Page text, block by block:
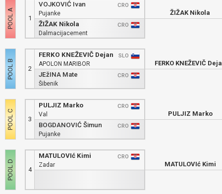
1
VOJKOVIĆ Ivan
CRO
Pujanke
ŽIŽAK Nikola
CRO
Dalmacijacement
2
FERKO KNEŽEVIČ Dejan
SLO
APOLON MARIBOR
JEžINA Mate
CRO
Šibenik
3
PULJIZ Marko
CRO
Val
BOGDANOVIĆ Šimun
CRO
Pujanke
4
MATULOVIć Kimi
CRO
Zadar
ŽIŽAK Nikola
FERKO KNEŽEVIČ
PULJIZ Marko
MATULOVIć Kimi